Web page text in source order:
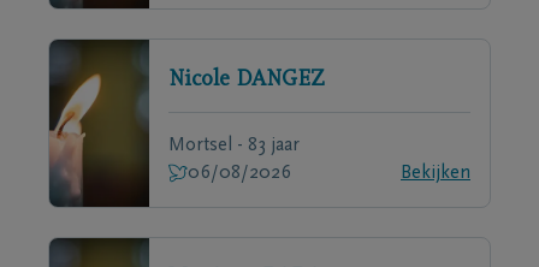
Nicole DANGEZ
Mortsel - 83 jaar
06/08/2026
Bekijken